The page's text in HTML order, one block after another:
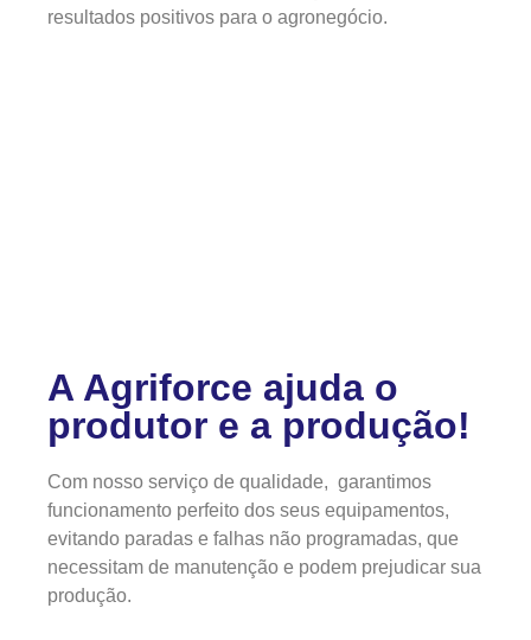
resultados positivos para o agronegócio.
A Agriforce ajuda o
produtor e a produção!
Com nosso serviço de qualidade, garantimos
funcionamento perfeito dos seus equipamentos,
evitando paradas e falhas não programadas, que
necessitam de manutenção e podem prejudicar sua
produção.